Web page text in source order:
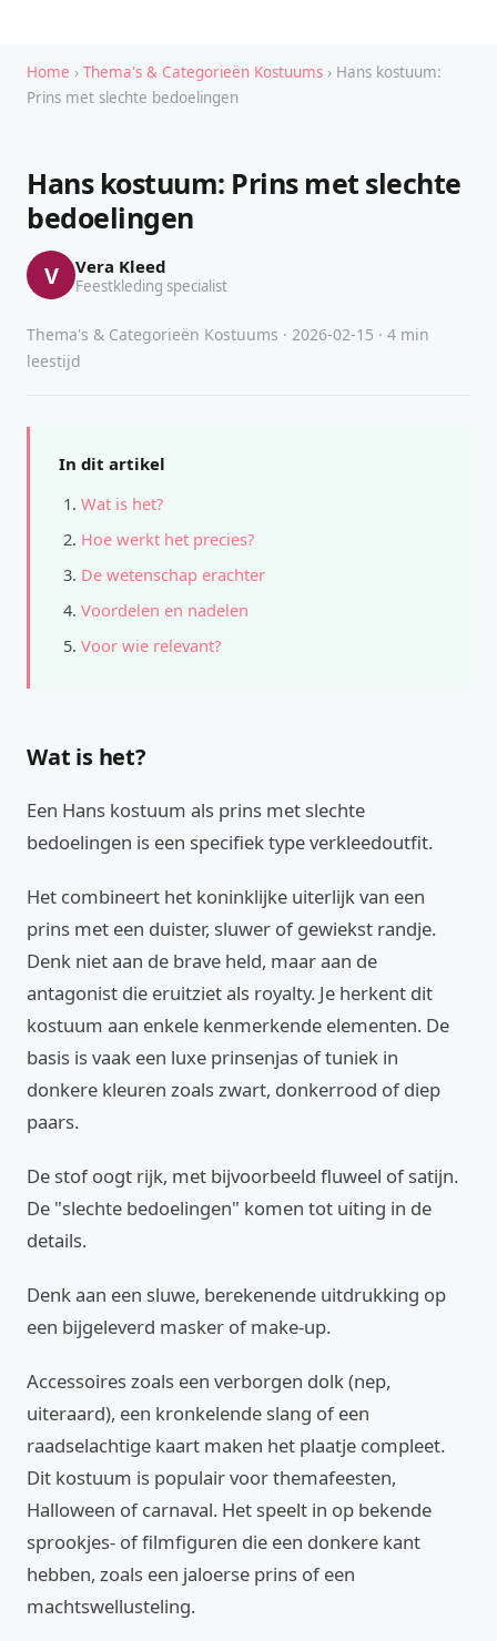
Home › Thema's & Categorieën Kostuums › Hans kostuum:
Prins met slechte bedoelingen
Hans kostuum: Prins met slechte
bedoelingen
V Vera Kleed
Feestkleding specialist
Thema's & Categorieën Kostuums · 2026-02-15 · 4 min
leestijd
In dit artikel
Wat is het?
Hoe werkt het precies?
De wetenschap erachter
Voordelen en nadelen
Voor wie relevant?
Wat is het?
Een Hans kostuum als prins met slechte
bedoelingen is een specifiek type verkleedoutfit.
Het combineert het koninklijke uiterlijk van een
prins met een duister, sluwer of gewiekst randje.
Denk niet aan de brave held, maar aan de
antagonist die eruitziet als royalty. Je herkent dit
kostuum aan enkele kenmerkende elementen. De
basis is vaak een luxe prinsenjas of tuniek in
donkere kleuren zoals zwart, donkerrood of diep
paars.
De stof oogt rijk, met bijvoorbeeld fluweel of satijn.
De "slechte bedoelingen" komen tot uiting in de
details.
Denk aan een sluwe, berekenende uitdrukking op
een bijgeleverd masker of make-up.
Accessoires zoals een verborgen dolk (nep,
uiteraard), een kronkelende slang of een
raadselachtige kaart maken het plaatje compleet.
Dit kostuum is populair voor themafeesten,
Halloween of carnaval. Het speelt in op bekende
sprookjes- of filmfiguren die een donkere kant
hebben, zoals een jaloerse prins of een
machtswellusteling.